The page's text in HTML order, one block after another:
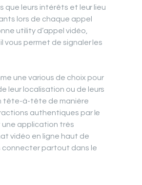
que leurs intérêts et leur lieu
lors de chaque appel
utility d’appel vidéo,
vous permet de signaler les
une various de choix pour
leur localisation ou de leurs
tête-à-tête de manière
authentiques par le
une application très
vidéo en ligne haut de
connecter partout dans le